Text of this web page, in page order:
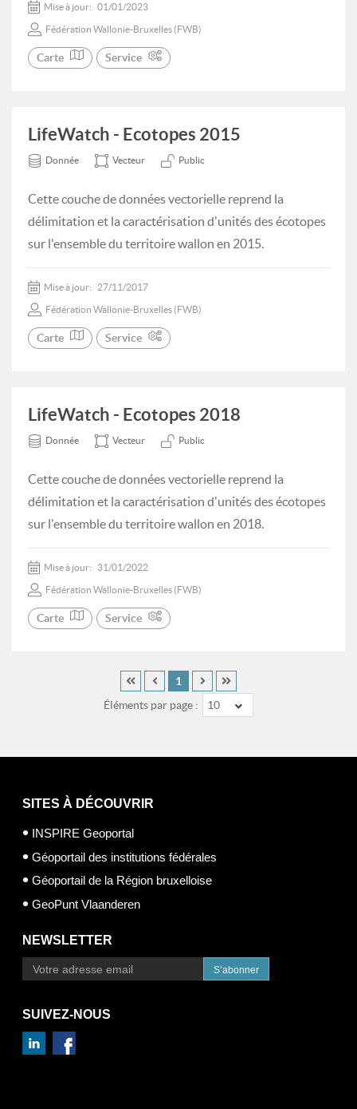
Mise à jour: 01/01/2023
Fédération Wallonie-Bruxelles (FWB)
Carte Service
LifeWatch - Ecotopes 2015
Donnée Vecteur Public
Cette couche de données vectorielle reprend la
délimitation et la caractérisation d'unités des écotopes
sur l'ensemble du territoire wallon en 2015.
Mise à jour: 27/11/2017
Fédération Wallonie-Bruxelles (FWB)
Carte Service
LifeWatch - Ecotopes 2018
Donnée Vecteur Public
Cette couche de données vectorielle reprend la
délimitation et la caractérisation d'unités des écotopes
sur l'ensemble du territoire wallon en 2018.
Mise à jour: 31/01/2022
Fédération Wallonie-Bruxelles (FWB)
Carte Service
Éléments par page : 10
1
SITES À DÉCOUVRIR
INSPIRE Geoportal
Géoportail des institutions fédérales
Géoportail de la Région bruxelloise
GeoPunt Vlaanderen
NEWSLETTER
S’abonner
SUIVEZ-NOUS